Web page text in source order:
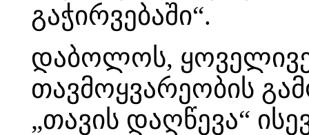
გაჭირვებაში“.
დაბოლოს, ყოველივე
თავმოყვარეობის
„თავის დაღწევა“